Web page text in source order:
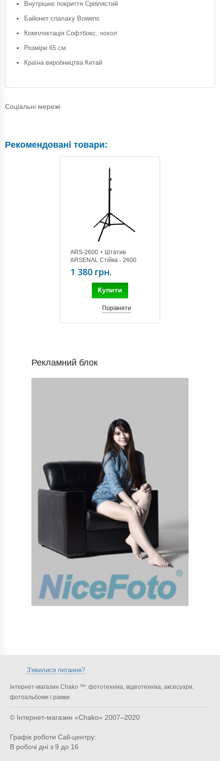
Внутрішнє покриття Сріблястий
Байонет спалаху Bowens
Комплектація Софтбокс, чохол
Розміри 65 см
Країна виробництва Китай
Соціальні мережі
Рекомендовані товари:
ARS-2600 + Штатив
ARSENAL Стійка - 2600
black (113-260 см)
1 380 грн.
Купити
Порівняти
Рекламний блок
З'явилися питання?
Інтернет-магазин Chako ™: фототехніка, відеотехніка, аксесуари,
фотоальбоми і рамки.
© Інтернет-магазин «Chako» 2007–2020
Графік роботи Call-центру:
В робочі дні з 9 до 16